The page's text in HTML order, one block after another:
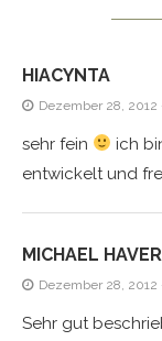
HIACYNTA
Dezember 28,
sehr fein
ich
entwickelt und
MICHAEL
Dezember 28, 2012
Sehr gut